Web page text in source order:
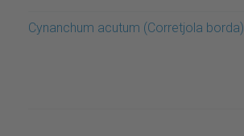
Cynanchum acutum (Corretjola borda)